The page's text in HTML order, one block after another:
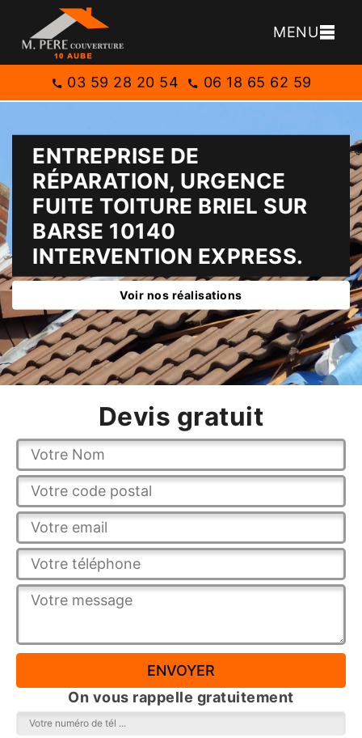
MENU
03 59 28 20 54 06 18 65 62 59
ENTREPRISE DE
RÉPARATION, URGENCE
FUITE TOITURE BRIEL SUR
BARSE 10140
INTERVENTION EXPRESS.
Voir nos réalisations
Devis gratuit
On vous rappelle gratuitement